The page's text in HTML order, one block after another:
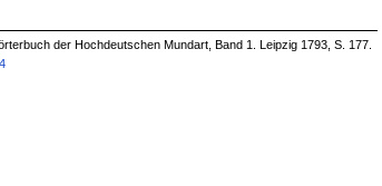
der Hochdeutschen Mundart, Band 1. Leipzig 1793, S. 177.